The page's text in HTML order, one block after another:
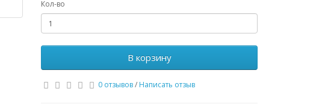
Кол-во
В корзину
0 отзывов/ Написать отзыв